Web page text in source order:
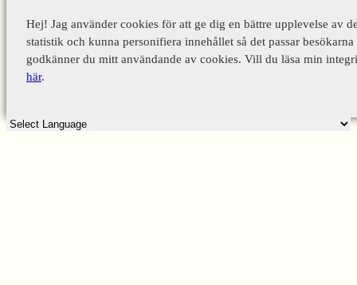
Hej! Jag använder cookies för att ge dig en bättre upplevelse av
statistik och kunna personifiera innehållet så det passar
godkänner du mitt användande av cookies. Vill du läsa min
här.